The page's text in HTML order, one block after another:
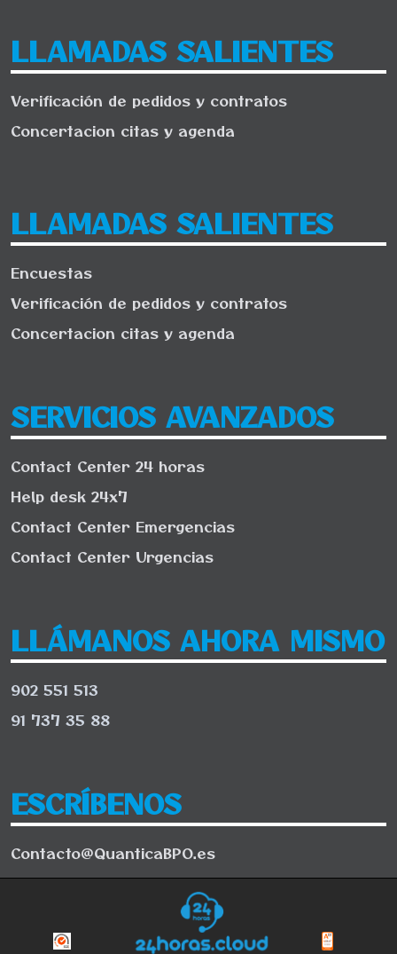
LLAMADAS SALIENTES
Verificación de pedidos y contratos
Concertacion citas y agenda
LLAMADAS SALIENTES
Encuestas
Verificación de pedidos y contratos
Concertacion citas y agenda
SERVICIOS AVANZADOS
Contact Center 24 horas
Help desk 24x7
Contact Center Emergencias
Contact Center Urgencias
LLÁMANOS AHORA MISMO
902 551 513
91 737 35 88
ESCRÍBENOS
Contacto@QuanticaBPO.es